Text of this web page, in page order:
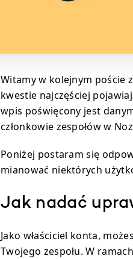
Witamy w kolejnym poście
kwestie najczęściej
wpis poświęcony jest
członkowie zespołów w
Poniżej postaram się
mianować niektórych
Jak nadać
Jako właściciel konta,
Twojego zespołu. W